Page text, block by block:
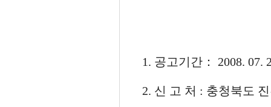
1. 공고기간： 2008. 07.
2. 신 고 처 : 충청북도